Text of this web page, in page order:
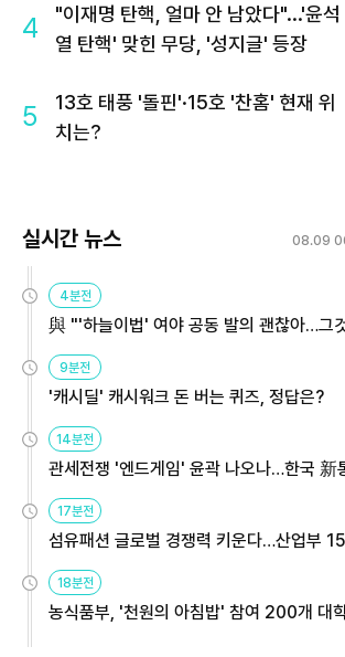
4
"이재명 탄핵, 얼마 안 남았다"...'윤석
열 탄핵' 맞힌 무당, '성지글' 등장
5
13호 태풍 '돌핀'·15호 '찬홈' 현재 위
치는?
실시간 뉴스 08.09
4분전
與 "'하늘이법' 여야 공동 발의 괜찮아…그
9분전
'캐시딜' 캐시워크 돈 버는 퀴즈, 정답은?
14분전
관세전쟁 '엔드게임' 윤곽 나오나…한국 新
17분전
섬유패션 글로벌 경쟁력 키운다…산업부
18분전
농식품부, '천원의 아침밥' 참여 200개 대